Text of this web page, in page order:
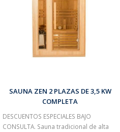
SAUNA ZEN 2 PLAZAS DE 3,5 KW
COMPLETA
DESCUENTOS ESPECIALES BAJO
CONSULTA. Sauna tradicional de alta